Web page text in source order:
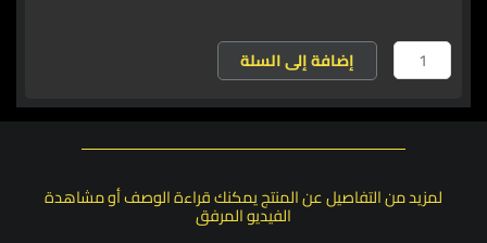
300gm
إضافة إلى السلة
لمزيد من التفاصيل عن المنتج يمكنك قراءة الوصف أو مشاهدة
الفيديو المرفق